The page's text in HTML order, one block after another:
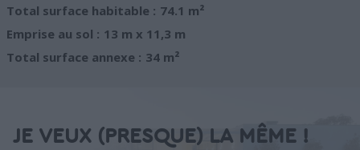
Total surface habitable : 74.1 m²
Emprise au sol : 13 m x 11,3 m
Total surface annexe : 34 m²
JE VEUX (PRESQUE) LA MÊME !